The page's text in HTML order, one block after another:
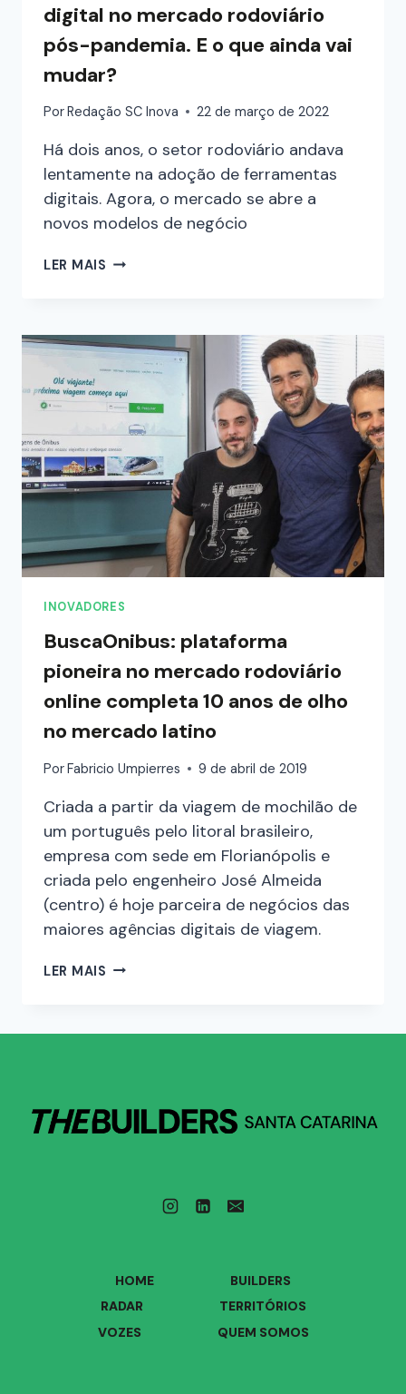
digital no mercado rodoviário
pós-pandemia. E o que ainda vai
mudar?
PorRedação SC Inova 22 de março de 2022
Há dois anos, o setor rodoviário andava
lentamente na adoção de ferramentas
digitais. Agora, o mercado se abre a
novos modelos de negócio
LER MAIS
INOVADORES
BuscaOnibus: plataforma
pioneira no mercado rodoviário
online completa 10 anos de olho
no mercado latino
PorFabricio Umpierres 9 de abril de 2019
Criada a partir da viagem de mochilão de
um português pelo litoral brasileiro,
empresa com sede em Florianópolis e
criada pelo engenheiro José Almeida
(centro) é hoje parceira de negócios das
maiores agências digitais de viagem.
LER MAIS
HOME
BUILDERS
RADAR
TERRITÓRIOS
VOZES
QUEM SOMOS